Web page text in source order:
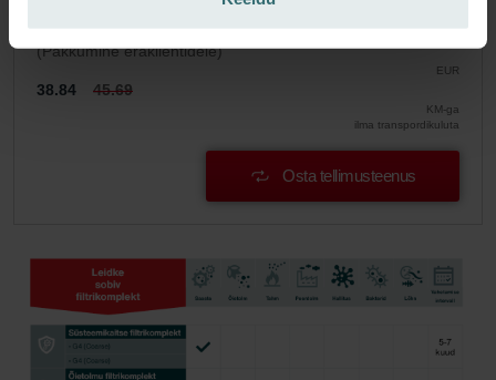
Telli tellimusteenus ja osta automaatselt kindla intervalliga!
(Pakkumine eraklientidele)
EUR
38.84 45.69
KM-ga
ilma transpordikuluta
Osta tellimusteenus